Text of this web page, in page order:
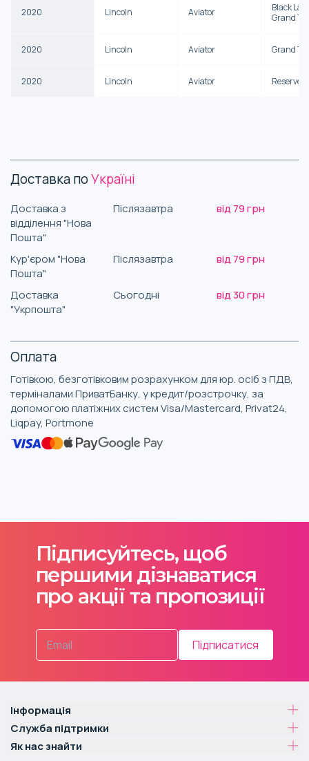
2020 Lincoln Aviator
Black
Grand
2020 Lincoln Aviator Grand
2020 Lincoln Aviator Reserve
Доставка поУкраїні
Доставка з
відділення "Нова
Пошта"
Післязавтра від 79 грн
Кур'єром "Нова
Пошта"
Післязавтра від 79 грн
Доставка
"Укрпошта"
Сьогодні від 30 грн
Оплата
Готівкою, безготівковим розрахунком для юр. осіб з ПДВ,
терміналами ПриватБанку, у кредит/розстрочку, за
допомогою платіжних систем Visa/Mastercard, Privat24,
Liqpay, Portmone
Підписуйтесь, щоб
першими дізнаватися
про акції та пропозиції
Підписатися
Інформація
Служба підтримки
Як нас знайти